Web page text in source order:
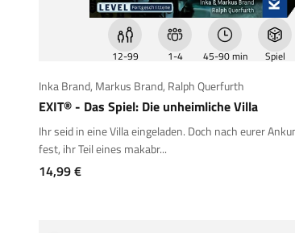
12-99 1-4 45-90 min Spiel
Inka Brand, Markus Brand, Ralph Querfurth
EXIT® - Das Spiel: Die unheimliche Villa
Ihr seid in eine Villa eingeladen. Doch nach eurer
fest, ihr Teil eines makabr...
Angebot
14,99 €